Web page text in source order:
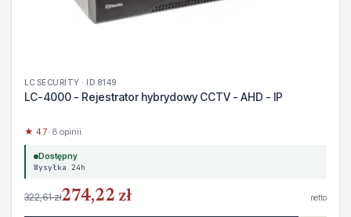
LC SECURITY · ID 8149
LC-4000 - Rejestrator hybrydowy CCTV - AHD - IP
★ 4.7· 8 opinii
Dostępny
Wysyłka 24h
322,61 zł274,22 zł netto